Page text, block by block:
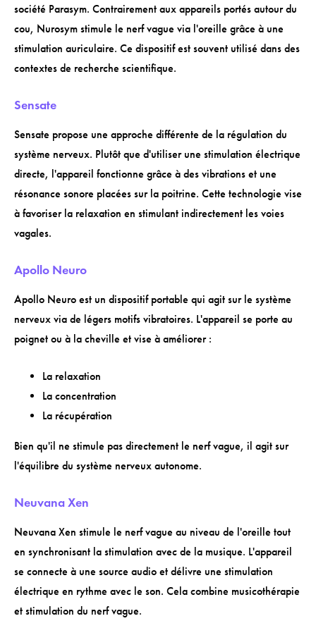
société Parasym. Contrairement aux appareils portés autour du
cou, Nurosym stimule le nerf vague via l'oreille grâce à une
stimulation auriculaire. Ce dispositif est souvent utilisé dans des
contextes de recherche scientifique.
Sensate
Sensate propose une approche différente de la régulation du
système nerveux. Plutôt que d'utiliser une stimulation électrique
directe, l'appareil fonctionne grâce à des vibrations et une
résonance sonore placées sur la poitrine. Cette technologie vise
à favoriser la relaxation en stimulant indirectement les voies
vagales.
Apollo Neuro
Apollo Neuro est un dispositif portable qui agit sur le système
nerveux via de légers motifs vibratoires. L'appareil se porte au
poignet ou à la cheville et vise à améliorer :
La relaxation
La concentration
La récupération
Bien qu'il ne stimule pas directement le nerf vague, il agit sur
l'équilibre du système nerveux autonome.
Neuvana Xen
Neuvana Xen stimule le nerf vague au niveau de l'oreille tout
en synchronisant la stimulation avec de la musique. L'appareil
se connecte à une source audio et délivre une stimulation
électrique en rythme avec le son. Cela combine musicothérapie
et stimulation du nerf vague.